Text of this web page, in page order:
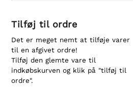
Tilføj til ordre
Det er meget nemt at tilføje varer
til en afgivet ordre!
Tilføj den glemte vare til
indkøbskurven og klik på "tilføj til
ordre".